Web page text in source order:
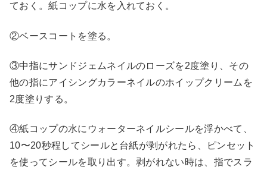
ておく。紙コップに水を入れておく。
②ベースコートを塗る。
③中指にサンドジェムネイルのローズを2度塗り、その
他の指にアイシングカラーネイルのホイップクリームを
2度塗りする。
④紙コップの水にウォーターネイルシールを浮かべて、
10〜20秒程してシールと台紙が剥がれたら、ピンセット
を使ってシールを取り出す。剥がれない時は、指でスラ